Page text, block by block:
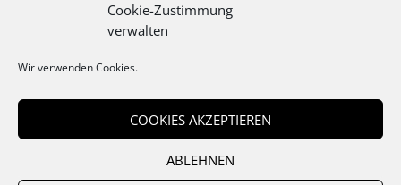
Cookie-Zustimmung
verwalten
Wir verwenden Cookies.
COOKIES AKZEPTIEREN
ABLEHNEN
Digitalisierung